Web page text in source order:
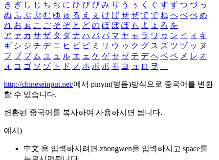
き ぎ し じ ち ぢ に ひ び ぴ み り う ぅ く ぐ す ず つ づ っ
ぬ ふ ぶ ぷ む ゆ ゅ る え ぇ け げ せ ぜ て で ね へ べ ぺ め
れ お ぉ こ ご そ ぞ と ど の ほ ぼ ぽ も よ ょ ろ を
ア ァ カ サ ザ タ ダ ナ ハ バ パ マ ヤ ャ ラ ワ ヮ ン イ ィ キ
ギ シ ジ チ ヂ ニ ヒ ビ ピ ミ リ ウ ゥ ク グ ス ズ ツ ヅ ッ ヌ
フ ブ プ ム ユ ュ ル エ ェ ケ ゲ セ ゼ テ デ ヘ ベ ペ メ レ オ
ォ コ ゴ ソ ゾ ト ド ノ ホ ボ ポ モ ヨ ョ ロ ヲ ―
http://chineseinput.net/에서 pinyin(병음)방식으로 중국어를 변환
할 수 있습니다.
변환된 중국어를 복사하여 사용하시면 됩니다.
예시)
中文 을 입력하시려면 zhongwen을 입력하시고 space를